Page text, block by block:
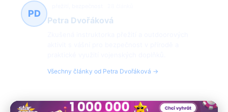
PD
Petra Dvořáková
Všechny články od Petra Dvořáková →